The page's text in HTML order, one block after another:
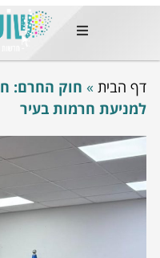
החמות
בימים
באזור
odio
mauris, wisi
דף הבית » חוק החרם:
למניעת חרמות בעיר